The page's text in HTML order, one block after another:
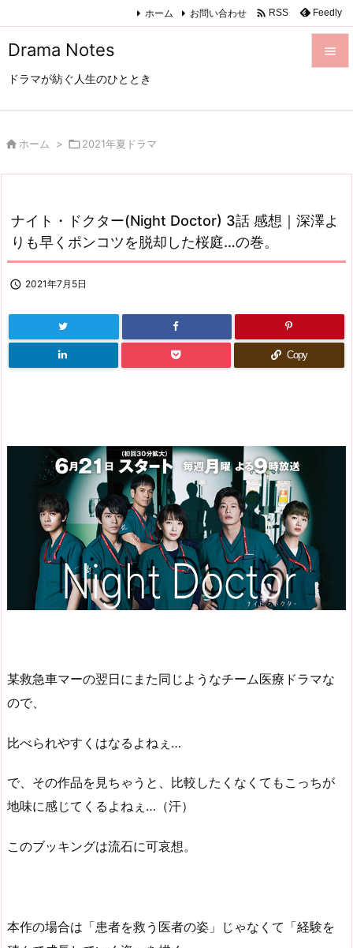
Drama Notes
ドラマが紡ぐ人生のひととき

次へ
検索
ホーム お問い合わせ  RSS Feedly
 ホーム > 2021年夏ドラマ
ナイト・ドクター(Night Doctor) 3話 感想｜深澤よ
りも早くポンコツを脱却した桜庭…の巻。
 2021年7月5日
Copy
某救急車マーの翌日にまた同じようなチーム医療ドラマな
ので、
比べられやすくはなるよねぇ…
で、その作品を見ちゃうと、比較したくなくてもこっちが
地味に感じてくるよねぇ…（汗）
このブッキングは流石に可哀想。
本作の場合は「患者を救う医者の姿」じゃなくて「経験を